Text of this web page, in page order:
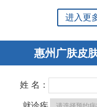
进入
惠州广肤皮
姓 名：